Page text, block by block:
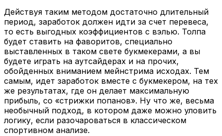
Действуя таким методом достаточно длительный
период, заработок должен идти за счет перевеса,
то есть выгодных коэффициентов с вэлью. Толпа
будет ставить на фаворитов, специально
выставленных в таком свете букмекерами, а вы
будете играть на аутсайдерах и на прочих,
обойденных вниманием мейнстрима исходах. Тем
самым, идет заработок вместе с букмекером, на тех
же результатах, где он делает максимальную
прибыль, со «стрижки попанов». Ну что же, весьма
необычный подход, в котором даже можно уловить
логику, если разочароваться в классическом
спортивном анализе.